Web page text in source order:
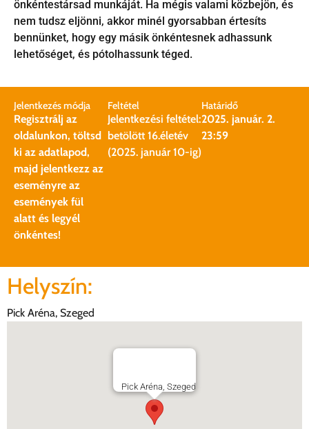
önkéntestársad munkáját. Ha mégis valami közbejön, és
nem tudsz eljönni, akkor minél gyorsabban értesíts
bennünket, hogy egy másik önkéntesnek adhassunk
lehetőséget, és pótolhassunk téged.
Jelentkezés módja
Regisztrálj az
oldalunkon, töltsd
ki az adatlapod,
majd jelentkezz az
eseményre az
események fül
alatt és legyél
önkéntes!
Feltétel
Jelentkezési feltétel:
betölött 16.életév
(2025. január 10-ig)
Határidő
2025. január. 2.
23:59
Helyszín:
Pick Aréna, Szeged
Pick Aréna, Szeged